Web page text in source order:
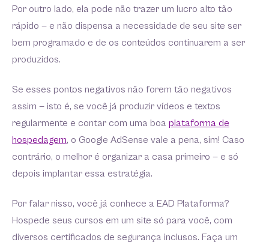
Por outro lado, ela pode não trazer um lucro alto tão
rápido — e não dispensa a necessidade de seu site ser
bem programado e de os conteúdos continuarem a ser
produzidos.
Se esses pontos negativos não forem tão negativos
assim — isto é, se você já produzir vídeos e textos
regularmente e contar com uma boa plataforma de
hospedagem, o Google AdSense vale a pena, sim! Caso
contrário, o melhor é organizar a casa primeiro — e só
depois implantar essa estratégia.
Por falar nisso, você já conhece a EAD Plataforma?
Hospede seus cursos em um site só para você, com
diversos certificados de segurança inclusos. Faça um